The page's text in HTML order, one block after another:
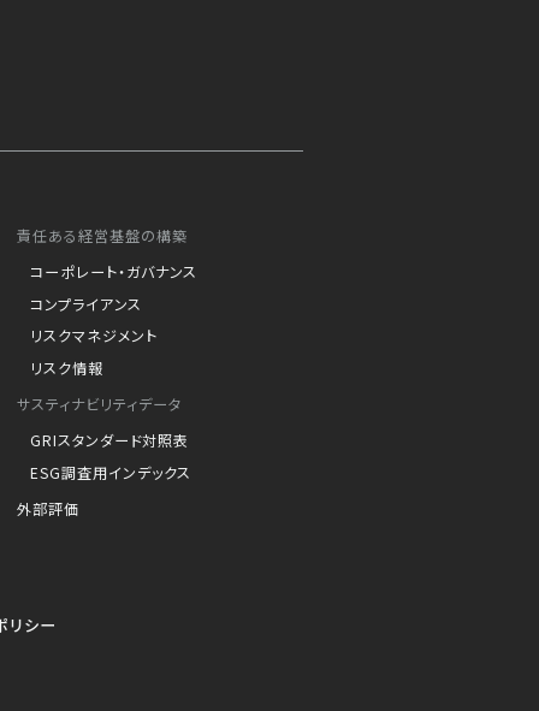
責任ある経営基盤の構築
コーポレート・ガバナンス
コンプライアンス
リスクマネジメント
リスク情報
サスティナビリティデータ
GRIスタンダード対照表
ESG調査用インデックス
外部評価
リシー